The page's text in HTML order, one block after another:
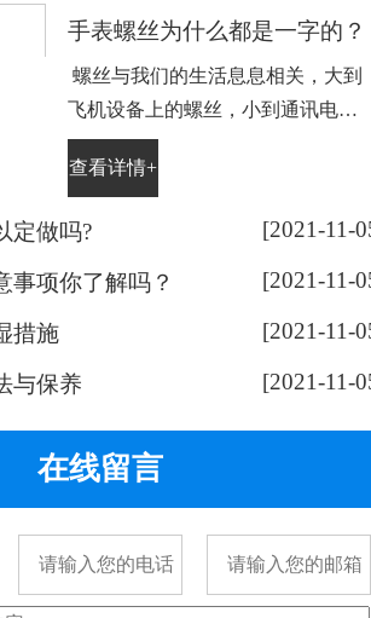
手表螺丝为什么都是一字的？
螺丝与我们的生活息息相关，大到
飞机设备上的螺丝，小到通讯电子
设备手表上的小螺丝。不知道大家
平时有没有留意，手表螺丝大部分
奇，跟随小编脚步来带大家了解一
下： 手表螺丝属于精密螺丝，之所
工方式决定的。手表精密螺丝，是
采用车加工出来的，头部...
查看详情+
定做吗? [2021-11-
事项你了解吗？ [2021-11-
措施 [2021-11-
与保养 [2021-11-
在线留言